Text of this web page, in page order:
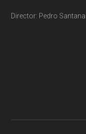
Director: Pedro Santana